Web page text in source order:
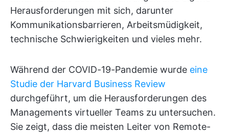
Herausforderungen mit sich, darunter
Kommunikationsbarrieren, Arbeitsmüdigkeit,
technische Schwierigkeiten und vieles mehr.
Während der COVID-19-Pandemie wurde eine
Studie der Harvard Business Review
durchgeführt, um die Herausforderungen des
Managements virtueller Teams zu untersuchen.
Sie zeigt, dass die meisten Leiter von Remote-